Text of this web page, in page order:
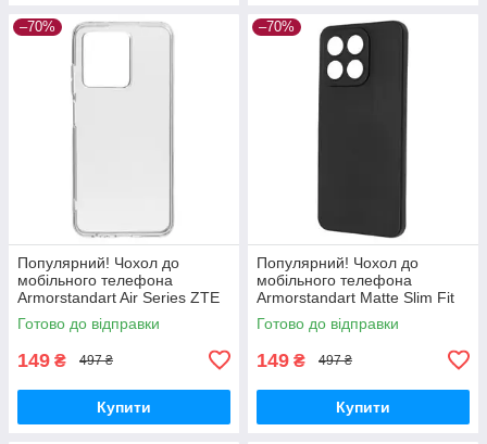
–70%
Популярний! Чохол до
мобільного телефона
Armorstandart Air Series ZTE
Blade V30 Transparent
(ARM59796) - Краща якість
Готово до відправки
149 ₴ 497 ₴
Купити
–70%
Популярний! Чохол до
мобільного телефона
Armorstandart Matte Slim Fit
Honor X8a Camera cover
Black (ARM69397) - Краща
Готово до відправки
149 ₴ 497 ₴
Купити